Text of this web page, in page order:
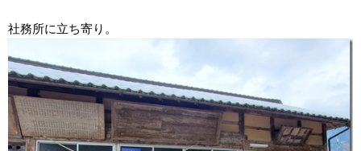
社務所に立ち寄り。